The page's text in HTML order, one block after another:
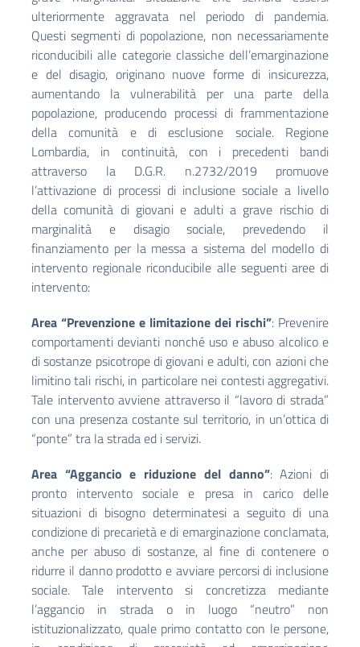
ulteriormente aggravata nel periodo di pandemia.
Questi segmenti di popolazione, non necessariamente
riconducibili alle categorie classiche dell’emarginazione
e del disagio, originano nuove forme di insicurezza,
aumentando la vulnerabilità per una parte della
popolazione, producendo processi di frammentazione
della comunità e di esclusione sociale. Regione
Lombardia, in continuità, con i precedenti bandi
attraverso la D.G.R. n.2732/2019 promuove
l’attivazione di processi di inclusione sociale a livello
della comunità di giovani e adulti a grave rischio di
marginalità e disagio sociale, prevedendo il
finanziamento per la messa a sistema del modello di
intervento regionale riconducibile alle seguenti aree di
intervento:
Area “Prevenzione e limitazione dei rischi”: Prevenire
comportamenti devianti nonché uso e abuso alcolico e
di sostanze psicotrope di giovani e adulti, con azioni che
limitino tali rischi, in particolare nei contesti aggregativi.
Tale intervento avviene attraverso il “lavoro di strada”
con una presenza costante sul territorio, in un’ottica di
“ponte” tra la strada ed i servizi.
Area “Aggancio e riduzione del danno”: Azioni di
pronto intervento sociale e presa in carico delle
situazioni di bisogno determinatesi a seguito di una
condizione di precarietà e di emarginazione conclamata,
anche per abuso di sostanze, al fine di contenere o
ridurre il danno prodotto e avviare percorsi di inclusione
sociale. Tale intervento si concretizza mediante
l’aggancio in strada o in luogo “neutro” non
istituzionalizzato, quale primo contatto con le persone,